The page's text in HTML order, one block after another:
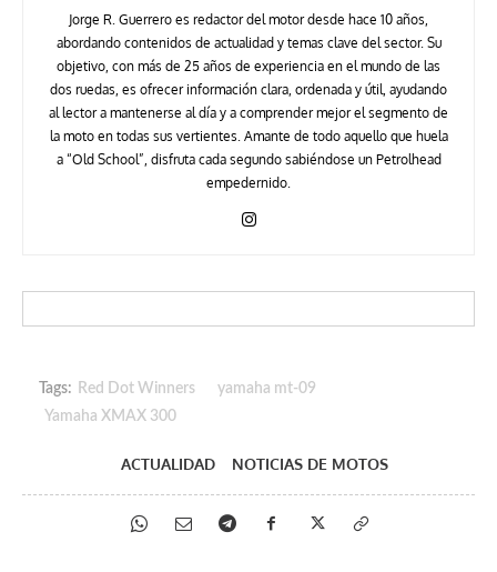
Jorge R. Guerrero es redactor del motor desde hace 10 años,
abordando contenidos de actualidad y temas clave del sector. Su
objetivo, con más de 25 años de experiencia en el mundo de las
dos ruedas, es ofrecer información clara, ordenada y útil, ayudando
al lector a mantenerse al día y a comprender mejor el segmento de
la moto en todas sus vertientes. Amante de todo aquello que huela
a “Old School”, disfruta cada segundo sabiéndose un Petrolhead
empedernido.
Tags: Red Dot Winners
yamaha mt-09
Yamaha XMAX 300
ACTUALIDAD NOTICIAS DE MOTOS